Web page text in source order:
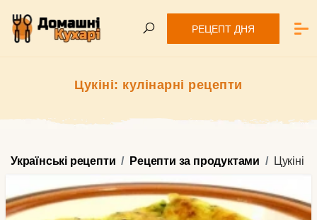
РЕЦЕПТ ДНЯ
Цукіні: кулінарні рецепти
Українські рецепти Рецепти за продуктами Цукіні